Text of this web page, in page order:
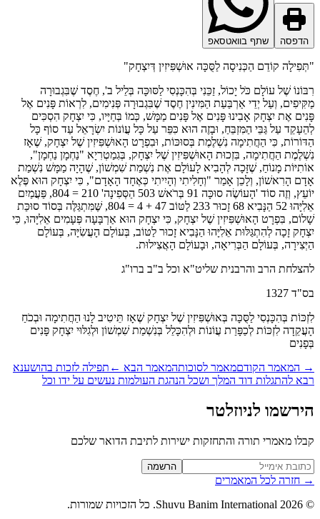
שתף בוואטסאפ
קוֹדֵם הַכְּנִיסָה לַסֻּכָּה אוּשְׁפִּיזִין דְּיִצְחָק"
שֶׁל עוֹלָם כֹּל יָכוֹל, זַכֵּנִי בְּהִכָּנְסִי לַסּוּכָּה בְּלֵיל ב', חֶסֶד שֶׁבִּגְבוּרָה
וְעַל יְדֵי אַרְבַּעַת הַמִּינִין חֶסֶד שֶׁבִּגְבוּרָה פְּנִימִים, לִרְאוֹת פָּנִים אֶל
אֶת יִצְחָק אָבִינוּ פָּנִים אֶל פָּנִים מַמָּשׁ, כְּמוֹ בְּחַיָּיו, כִּי יִצְחָק הִסְכִּים
עַל גַּבֵּי הַמִּזְבֵּחַ, וּבָזֶה הוּא כִּפֵּר עַל כָּל עֲוֹנוֹת יִשְׂרָאֵל עַד סוֹף כָּל
כִּי הַחֲתִימָה נִשְׁלֶמֶת בְּסוּכּוֹת, וּבִפְרָט הָאוּשְׁפִּיזִין שֶׁל יִצְחָק, שֶׁאָז
הַחֲתִימָה, בִּזְכוּת הָאוּשְׁפִּיזִין שֶׁל יִצְחָק, בְּגִמַטְרִיָא "נַחְמָן נַחְמָן",
מָנוֹחַ, שֶׁזָּכָה לְהָבִיא לָעוֹלָם אֶת נִשְׁמַת שִׁמְשׁוֹן, שֶׁהָיָה מַמָּשׁ נִשְׁמַת
הָרִאשׁוֹן, וְלָכֵן אָמַר "וְחָלִיתִי וְהָיִיתִי כְּאֶחָד הָאָדָם", כִּי יִצְחָק הוּא פֶּלֶא
יוֹעֵץ, וְזֶה סוֹד 'הָעוֹשֶׂה סוּכָּה 91 בְּרֹאשׁ 503 הַסְּפִינָה' 210 = 804, פַּעֲמַיִם
אֵלִיָּהוּ 52 הַנָּבִיא 68 זָכוּר 233 לַטּוֹב 47 + 4 = 804, שֶּׁמִּתְגַּלֶּה בְּסוֹד סוּכַּת
בִּפְרָט הָאוּשְׁפִּיזִין שֶׁל יִצְחָק, כִּי יִצְחָק הוּא אַרְבָּעָה פְּעָמִים אֵלִיָּהוּ, כִּי
זָכָה לְהִתְגַּלּוּת אֵלִיָּהוּ הַנָּבִיא זָכוּר לַטּוֹב, בְּעוֹלָם הָעֲשִׂיָּה, בְּעוֹלָם
בְּעוֹלָם הַבְּרִיאָה, וּבָעוֹלָם הָאֲצִילוּת.
הרב והרבנית שליט"א וכל ב"ב ברו"ג
1327
בְּהִכָּנְסִי לַסֻּכָּה בְּאוּשְׁפִּיזִין שֶׁל יִצְחָק שֶׁאָז תֵּיטִיב לָנוּ הַחֲתִימָה וּבְכֹחַ
לִזְכּוֹת לְכַפָּרַת עֲוֹנוֹת וּלְהִכָּלֵל בְּנִשְׁמַת שִׁמְשׁוֹן וּלְגִלּוּי יִצְחָק פָּנִים
המאמר הקודםמאמר לסוכותהמאמר הבא ← תפילה לזכות בהושענא
להתגלות דוד המלך ושכל הנהגת העולמות נעשים על ידו וכל
לניוזלטר
מאמרי תורה והתחזקות ישירות לתיבת הדואר שלכם
Website (leave הרשמה
חזרה לכל המאמרים
2026
Shuvu Banim International. כל הזכויות שמורות.